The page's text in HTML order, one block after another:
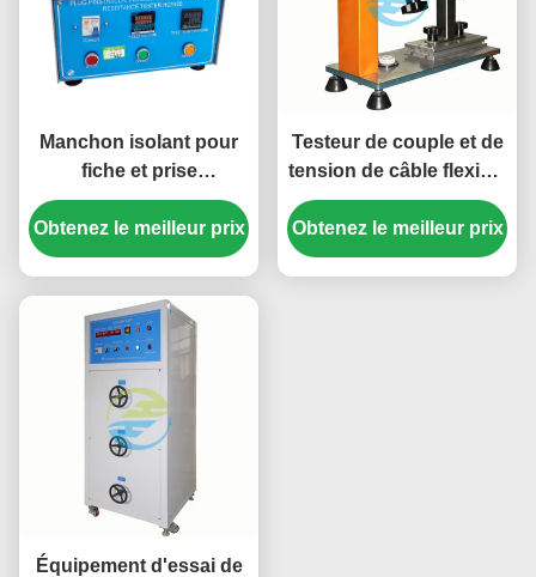
Manchon isolant pour
fiche et prise
Équipement de test de
résistance thermique
anormale | Testeur de
conformité aux normes
CEI
Obtenez le meilleur prix
Testeur de couple et de
tension de câble flexible
de haute précision pour
la conformité de
soulagement de la
Obtenez le meilleur prix
Équipement d'essai de